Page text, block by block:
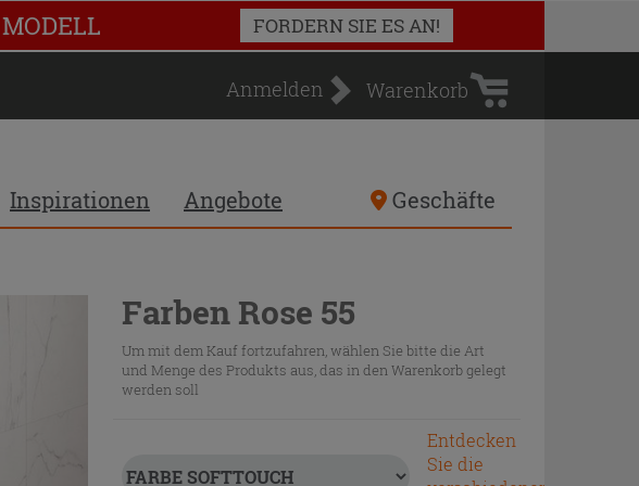
FORDERN SIE ES AN!
Anmelden
Warenkorb
Warenkorb
Inspirationen Angebote Geschäfte
Farben Rose 55
Um mit dem Kauf fortzufahren, wählen Sie bitte die Art
und Menge des Produkts aus, das in den Warenkorb gelegt
werden soll
Entdecken
Sie die